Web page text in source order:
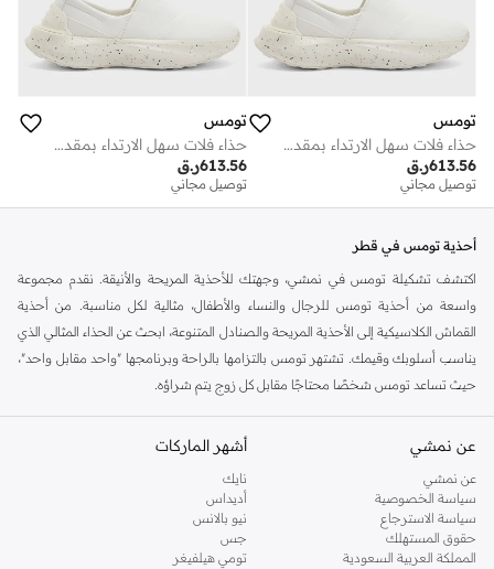
تومس
حذاء فلات سهل الارتداء بمقدمة دائرية
ر.ق613.56
توصيل مجاني
تومس
حذاء فلات سهل الارتداء بمقدمة دائرية
ر.ق613.56
توصيل مجاني
أحذية تومس في قطر
اكتشف تشكيلة تومس في نمشي، وجهتك للأحذية المريحة والأنيقة. نقدم مجموعة
واسعة من أحذية تومس للرجال والنساء والأطفال، مثالية لكل مناسبة. من أحذية
القماش الكلاسيكية إلى الأحذية المريحة والصنادل المتنوعة، ابحث عن الحذاء المثالي الذي
يناسب أسلوبك وقيمك. تشتهر تومس بالتزامها بالراحة وبرنامجها "واحد مقابل واحد"،
حيث تساعد تومس شخصًا محتاجًا مقابل كل زوج يتم شراؤه.
تسوق تومس لكل احتياجاتك
استكشف مجموعتنا المختارة من أحذية تومس المصممة لمغامراتك اليومية. سواء كنت
تبحث عن أحذية يومية كاجوال، أو أحذية مريحة للمشي، أو خيارات أنيقة للسهرات، فإن
تشكيلة تومس لديها ما يناسب الجميع.
أحذية تومس للرجال
عن نمشي
عن نمشي
سياسة الخصوصية
سياسة الاسترجاع
حقوق المستهلك
المملكة العربية السعودية
أشهر الماركات
نايك
أديداس
نيو بالانس
جس
تومي هيلفيغر